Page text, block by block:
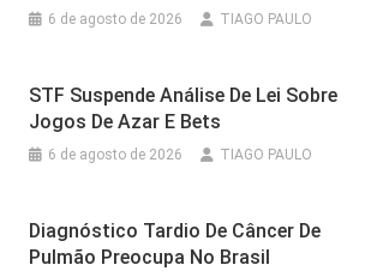
6 de agosto de 2026 TIAGO PAULO
STF Suspende Análise De Lei Sobre
Jogos De Azar E Bets
6 de agosto de 2026 TIAGO PAULO
Diagnóstico Tardio De Câncer De
Pulmão Preocupa No Brasil